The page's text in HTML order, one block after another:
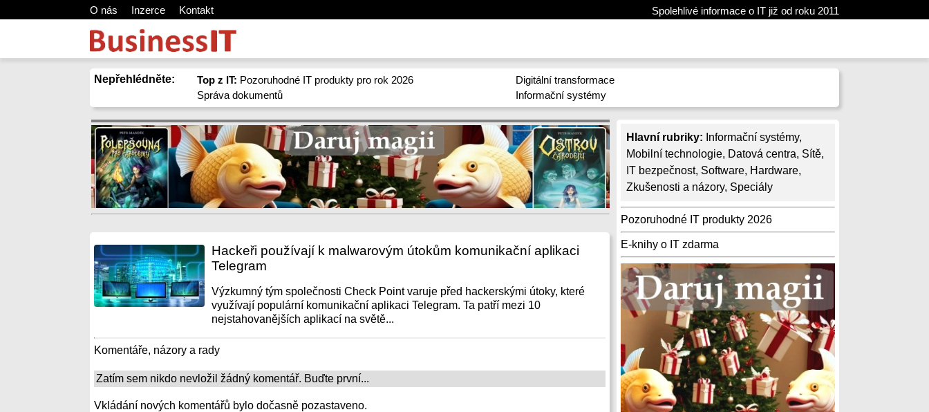
O nás Inzerce Kontakt Spolehlivé informace o IT již od roku 2011
Nepřehlédněte: Top z IT: Pozoruhodné IT produkty pro rok 2026
Správa dokumentů
Digitální transformace
Informační systémy
Hlavní rubriky: Informační systémy,
Mobilní technologie, Datová centra, Sítě,
IT bezpečnost, Software, Hardware,
Zkušenosti a názory, Speciály
Pozoruhodné IT produkty 2026
E-knihy o IT zdarma
Hackeři používají k malwarovým útokům komunikační aplikaci
Telegram
Výzkumný tým společnosti Check Point varuje před hackerskými útoky, které
využívají populární komunikační aplikaci Telegram. Ta patří mezi 10
nejstahovanějších aplikací na světě...
Komentáře, názory a rady
Zatím sem nikdo nevložil žádný komentář. Buďte první...
Vkládání nových komentářů bylo dočasně pozastaveno.